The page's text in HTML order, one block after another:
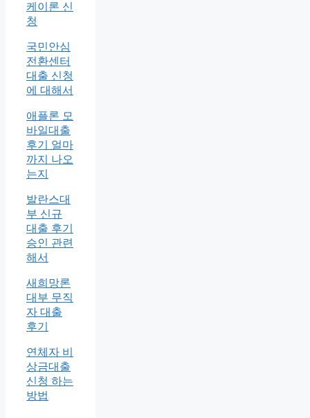
케이론 신
청
국민안심
전환센터
대출 신청
에 대해서
애플론 모
바일대출
후기 얼마
까지 나오
는지
발란스대
부 신규
대출 후기
승인 관련
해서
새희망론
대부 무직
자 대출
후기
연체자 비
상금대출
신청 하는
방법